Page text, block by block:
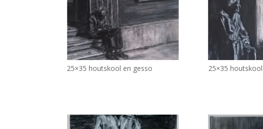
25×35 houtskool en gesso 25×35